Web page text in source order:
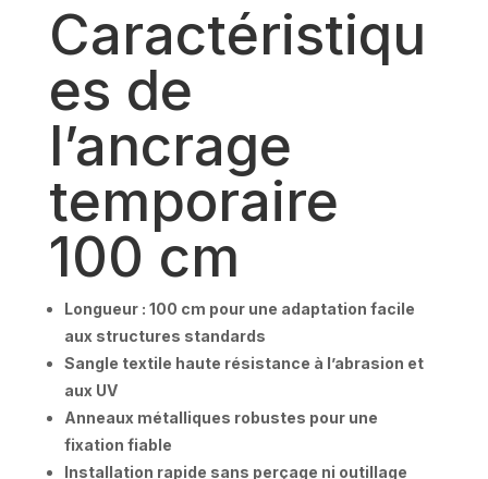
Caractéristiqu
es de
l’ancrage
temporaire
100 cm
Longueur : 100 cm pour une adaptation facile
aux structures standards
Sangle textile haute résistance à l’abrasion et
aux UV
Anneaux métalliques robustes pour une
fixation fiable
Installation rapide sans perçage ni outillage